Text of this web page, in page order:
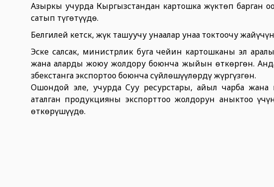
Азыркы учурда Кыргызстандан картошка жүктөп барган
сатып түгөтүүдө.
Белгилей кетск, жүк ташуучу унаалар унаа токтоочу
Эске салсак, министрлик буга чейин картошканы эл
жана аларды жоюу жолдору боюнча жыйын өткөргөн.
Өзбекстанга экспортоо боюнча сүйлөшүүлөрдү жүргүзгөн.
Ошондой эле, учурда Суу ресурстары, айыл чарба
аталган продукцияны экспорттоо жолдорун аныктоо
өткөрүшүүдө.